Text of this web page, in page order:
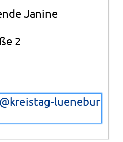
Janine
2
luenebur